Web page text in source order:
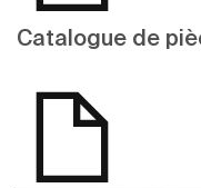
Catalogue de